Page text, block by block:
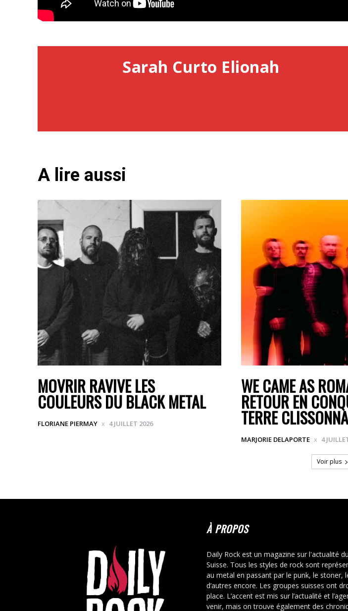
Sarah Curto Elionah
A lire aussi
MOVRIR RAVIVE LES
COULEURS DU BLACK METAL
FLORIANE PIERMAY 4 JUILLET 2026
WE CAME AS
RETOUR EN
TERRE
MARJORIE DELAPORTE 4
Voir plus
À PROPOS
Daily Rock est un magazine sur l'actualité
Suisse. Tous les styles de rock sont
au metal en passant par le punk, le stoner,
d’autres encore. Les groupes suisses ont
place. L’accent est mis sur l’actualité et
venir, mais on trouve également des